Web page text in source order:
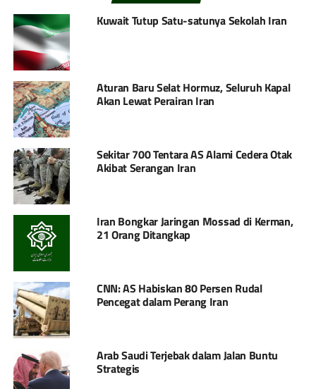
Kuwait Tutup Satu-satunya Sekolah Iran
Aturan Baru Selat Hormuz, Seluruh Kapal
Akan Lewat Perairan Iran
Sekitar 700 Tentara AS Alami Cedera Otak
Akibat Serangan Iran
Iran Bongkar Jaringan Mossad di Kerman,
21 Orang Ditangkap
CNN: AS Habiskan 80 Persen Rudal
Pencegat dalam Perang Iran
Arab Saudi Terjebak dalam Jalan Buntu
Strategis